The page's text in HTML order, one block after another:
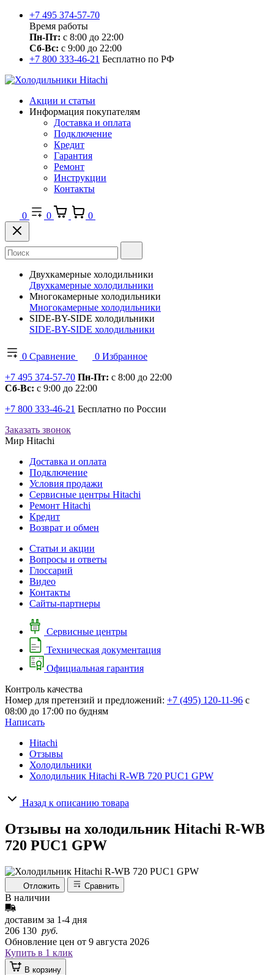
+7 495 374-57-70
Время работы
Пн-Пт: с 8:00 до 22:00
Сб-Вс: с 9:00 до 22:00
+7 800 333-46-21 Бесплатно по РФ
Акции и статьи
Информация покупателям
Доставка и оплата
Подключение
Кредит
Гарантия
Ремонт
Инструкции
Контакты
0 0 0
Двухкамерные холодильники
Двухкамерные холодильники
Многокамерные холодильники
Многокамерные холодильники
SIDE-BY-SIDE холодильники
SIDE-BY-SIDE холодильники
0 Сравнение 0 Избранное
+7 495 374-57-70 Пн-Пт: с 8:00 до 22:00
Сб-Вс: с 9:00 до 22:00
+7 800 333-46-21 Бесплатно по России
Заказать звонок
Мир Hitachi
Доставка и оплата
Подключение
Условия продажи
Сервисные центры Hitachi
Ремонт Hitachi
Кредит
Возврат и обмен
Cтатьи и акции
Вопросы и ответы
Глоссарий
Видео
Контакты
Сайты-партнеры
Сервисные центры
Техническая документация
Официальная гарантия
Контроль качества
Номер для претензий и предложений: +7 (495) 120-11-96 с
08:00 до 17:00 по будням
Написать
Hitachi
Отзывы
Холодильники
Холодильник Hitachi R-WB 720 PUC1 GPW
Назад к описанию товара
Отзывы на холодильник Hitachi R-WB
720 PUC1 GPW
Отложить Сравнить
В наличии
доставим за 1-4 дня
206 130 руб.
Обновление цен от 9 августа 2026
Купить в 1 клик
В корзину